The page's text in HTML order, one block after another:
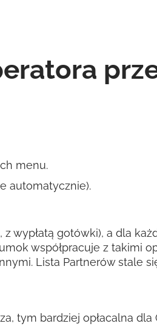
menu.
automatycznie).
wypłatą gotówki), a dla
współpracuje z takimi
Lista Partnerów stale
tym bardziej opłacalna